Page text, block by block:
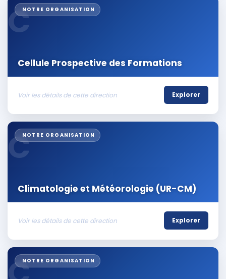
CNOTRE ORGANISATION
Cellule Prospective des Formations
Voir les détails de cette direction Explorer
CNOTRE ORGANISATION
Climatologie et Météorologie (UR-CM)
Voir les détails de cette direction Explorer
NOTRE ORGANISATION